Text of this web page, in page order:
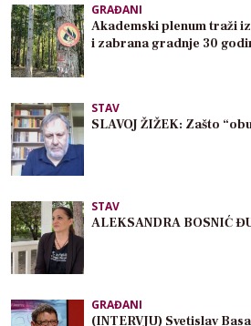
GRAĐANI
Akademski plenum traži
i zabrana gradnje 30
STAV
SLAVOJ ŽIŽEK: Zašto
STAV
ALEKSANDRA BOSNIĆ
GRAĐANI
(INTERVJU) Svetislav